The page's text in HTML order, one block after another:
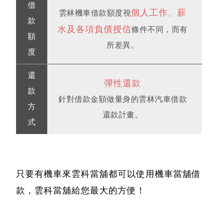
借
款
額
度
雲林機車借款額度視個人工作、薪
水及各項負債授信條件不同，而有
所差異。
還
款
方
式
彈性還款
針對借款金額做量身的雲林汽車借款
還款計畫。
只要有機車來雲科當舖都可以使用機車當舖借
款 ，雲科當舖給您最大的方便！